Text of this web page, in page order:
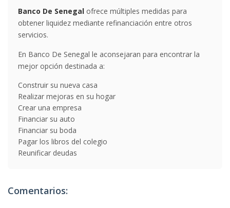
Banco De Senegal ofrece múltiples medidas para
obtener liquidez mediante refinanciación entre otros
servicios.
En Banco De Senegal le aconsejaran para encontrar la
mejor opción destinada a:
Construir su nueva casa
Realizar mejoras en su hogar
Crear una empresa
Financiar su auto
Financiar su boda
Pagar los libros del colegio
Reunificar deudas
Comentarios: